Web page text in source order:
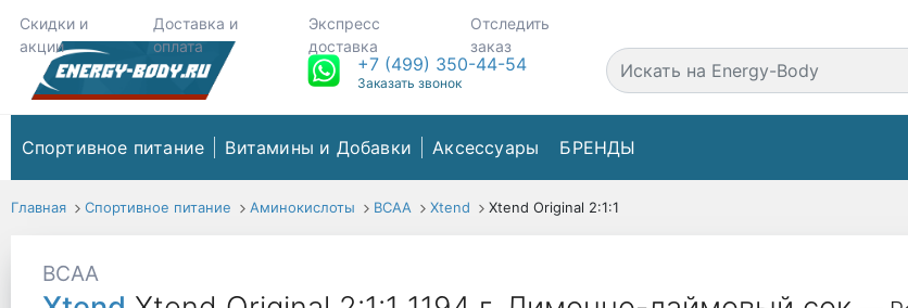
Скидки и
акции
Доставка и
оплата
Экспресс
доставка
Отследить
заказ
+7 (499) 350-44-54
Заказать звонок
Спортивное питание Витамины и Добавки Аксессуары БРЕНДЫ
Главная Спортивное питание Аминокислоты ВСАА Xtend Xtend Original 2:1:1
BCAA